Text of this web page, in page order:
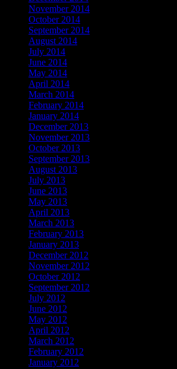
November 2014
October 2014
September 2014
August 2014
July 2014
June 2014
May 2014
April 2014
March 2014
February 2014
January 2014
December 2013
November 2013
October 2013
September 2013
August 2013
July 2013
June 2013
May 2013
April 2013
March 2013
February 2013
January 2013
December 2012
November 2012
October 2012
September 2012
July 2012
June 2012
May 2012
April 2012
March 2012
February 2012
January 2012